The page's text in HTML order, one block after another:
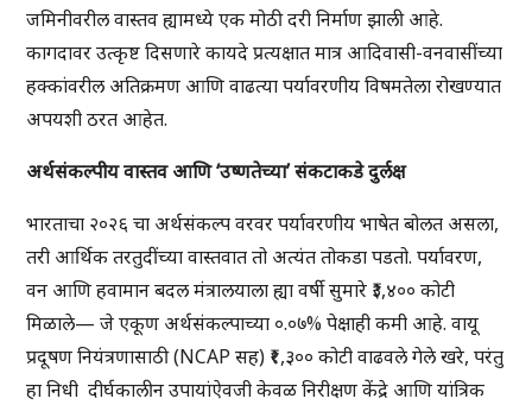
जमिनीवरील वास्तव ह्यामध्ये एक मोठी दरी निर्माण झाली आहे.
कागदावर उत्कृष्ट दिसणारे कायदे प्रत्यक्षात मात्र आदिवासी-वनवासींच्या
हक्कांवरील अतिक्रमण आणि वाढत्या पर्यावरणीय विषमतेला रोखण्यात
अपयशी ठरत आहेत.
अर्थसंकल्पीय वास्तव आणि ‘उष्णतेच्या’ संकटाकडे दुर्लक्ष
भारताचा २०२६ चा अर्थसंकल्प वरवर पर्यावरणीय भाषेत बोलत असला,
तरी आर्थिक तरतुदींच्या वास्तवात तो अत्यंत तोकडा पडतो. पर्यावरण,
वन आणि हवामान बदल मंत्रालयाला ह्या वर्षी सुमारे ₹३,४०० कोटी
मिळाले— जे एकूण अर्थसंकल्पाच्या ०.०७% पेक्षाही कमी आहे. वायू
प्रदूषण नियंत्रणासाठी (NCAP सह) ₹१,३०० कोटी वाढवले गेले खरे, परंतु
हा निधी दीर्घकालीन उपायांऐवजी केवळ निरीक्षण केंद्रे आणियांत्रिक